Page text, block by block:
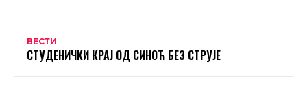
ВЕСТИ
СТУДЕНИЧКИ КРАЈ ОД СИНОЋ БЕЗ СТРУЈЕ